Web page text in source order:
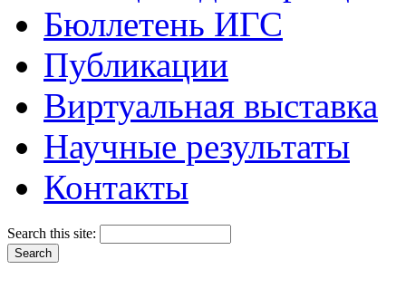
Бюллетень ИГС
Публикации
Виртуальная выставка
Научные результаты
Контакты
Search this site: